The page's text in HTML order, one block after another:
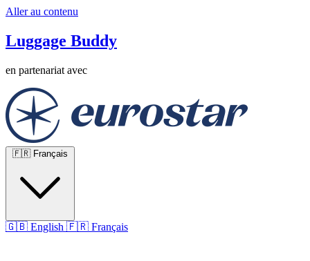
Aller au contenu
Luggage Buddy
en partenariat avec
🇫🇷
🇬🇧 English 🇫🇷 Français